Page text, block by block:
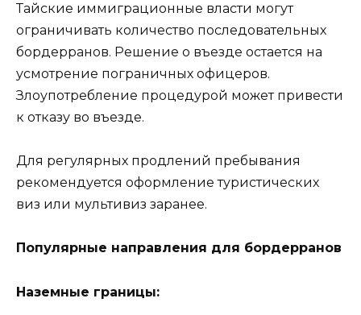
Тайские иммиграционные власти могут
ограничивать количество последовательных
бордерранов. Решение о въезде остается на
усмотрение пограничных офицеров.
Злоупотребление процедурой может привести
к отказу во въезде.
Для регулярных продлений пребывания
рекомендуется оформление туристических
виз или мультивиз заранее.
Популярные направления для бордерранов
Наземные границы: